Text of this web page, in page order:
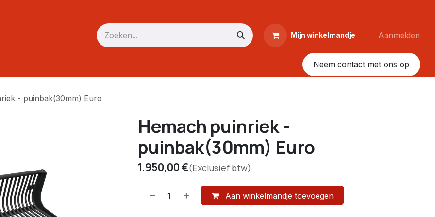
Mijn winkelmandje Aanmelden
Neem contact met ons op
- puinbak(30mm) Euro
Hemach puinriek -
puinbak(30mm) Euro
1.950,00€(Exclusief btw)
Aan winkelmandje toevoegen